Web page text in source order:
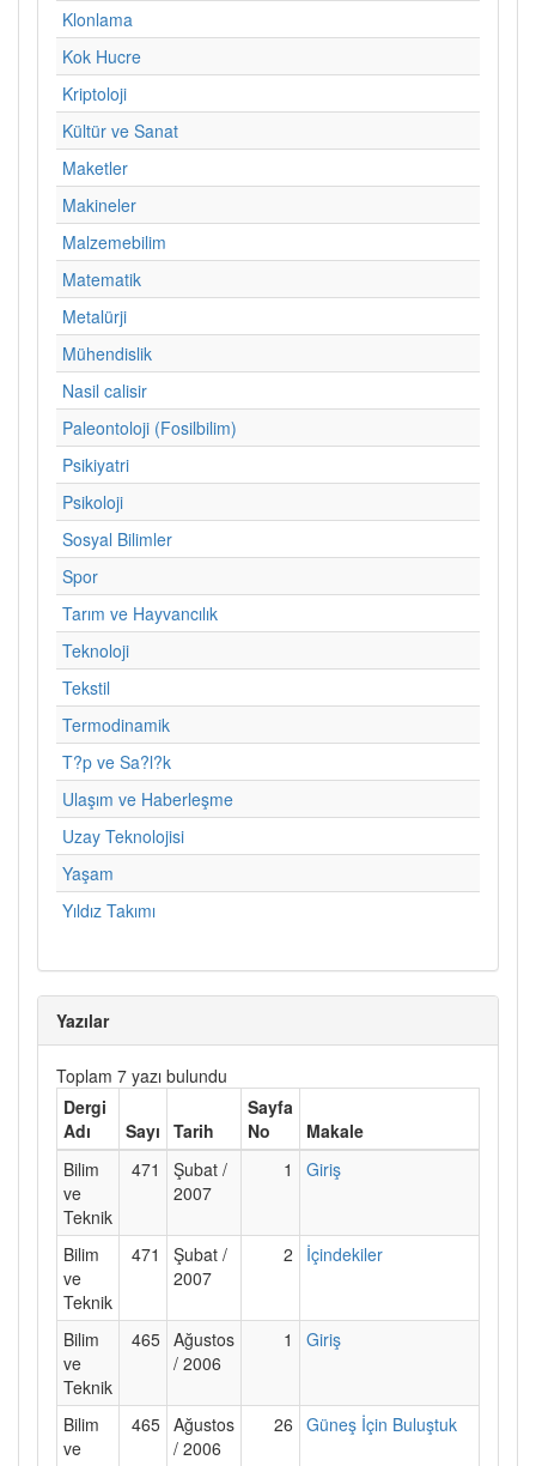
Klonlama
Kok Hucre
Kriptoloji
Kültür ve Sanat
Maketler
Makineler
Malzemebilim
Matematik
Metalürji
Mühendislik
Nasil calisir
Paleontoloji (Fosilbilim)
Psikiyatri
Psikoloji
Sosyal Bilimler
Spor
Tarım ve Hayvancılık
Teknoloji
Tekstil
Termodinamik
T?p ve Sa?l?k
Ulaşım ve Haberleşme
Uzay Teknolojisi
Yaşam
Yıldız Takımı
Yazılar
Toplam 7 yazı bulundu
Dergi
Adı
Sayı Tarih
Sayfa
No
Makale
Bilim
ve
Teknik
471
Şubat /
2007
1 Giriş
Bilim
ve
Teknik
471
Şubat /
2007
2 İçindekiler
Bilim
ve
Teknik
465 Ağustos
/ 2006
1 Giriş
Bilim
ve
465 Ağustos
/ 2006
26 Güneş İçin Buluştuk